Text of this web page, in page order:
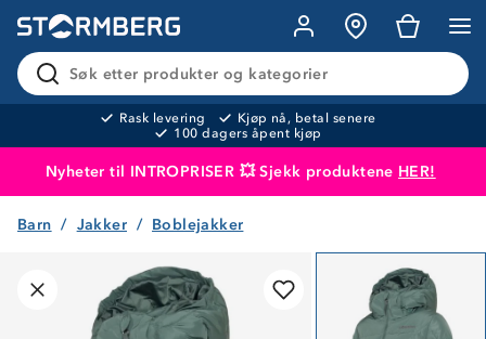
Søk etter produkter og kategorier
Rask levering
Kjøp nå, betal senere
100 dagers åpent kjøp
Nyheter til INTROPRISER 💥 Sjekk produktene HER!
Produktet er lagt i handlekurven
Barn Jakker Boblejakker